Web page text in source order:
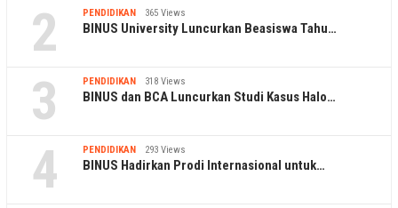
2 PENDIDIKAN 365 Views
BINUS University Luncurkan Beasiswa Tahu…
3 PENDIDIKAN 318 Views
BINUS dan BCA Luncurkan Studi Kasus Halo…
4 PENDIDIKAN 293 Views
BINUS Hadirkan Prodi Internasional untuk…